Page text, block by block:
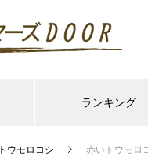
ランキング
トウモロコシ 赤いトウモロ